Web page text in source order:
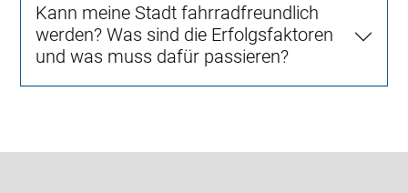
Kann meine Stadt fahrradfreundlich
werden? Was sind die Erfolgsfaktoren
und was muss dafür passieren?